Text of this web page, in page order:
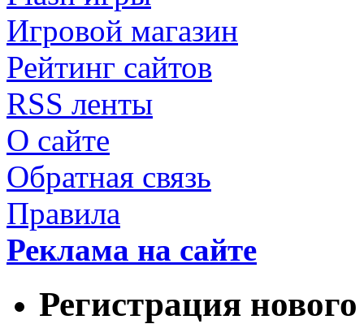
Игровой магазин
Рейтинг сайтов
RSS ленты
О сайте
Обратная связь
Правила
Реклама на сайте
Регистрация